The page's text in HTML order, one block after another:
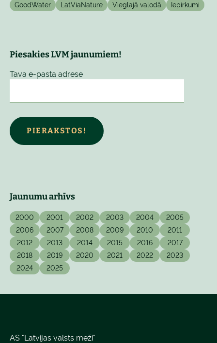
GoodWater
LatViaNature Vieglajā valodā Iepirkumi
Piesakies LVM jaunumiem!
Tava e-pasta adrese
PIERAKSTOS!
Jaunumu arhīvs
2000 2001 2002 2003 2004
2005
2006
2007 2008 2009 2010
2011
2012
2013 2014 2015 2016
2017
2018
2019 2020 2021 2022
2023
2024
2025
AS "Latvijas valsts meži"